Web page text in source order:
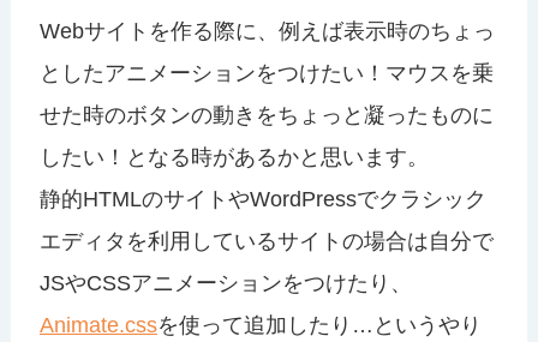
Webサイトを作る際に、例えば表示時のちょっ
としたアニメーションをつけたい！マウスを乗
せた時のボタンの動きをちょっと凝ったものに
したい！となる時があるかと思います。
静的HTMLのサイトやWordPressでクラシック
エディタを利用しているサイトの場合は自分で
JSやCSSアニメーションをつけたり、
Animate.cssを使って追加したり…というやり